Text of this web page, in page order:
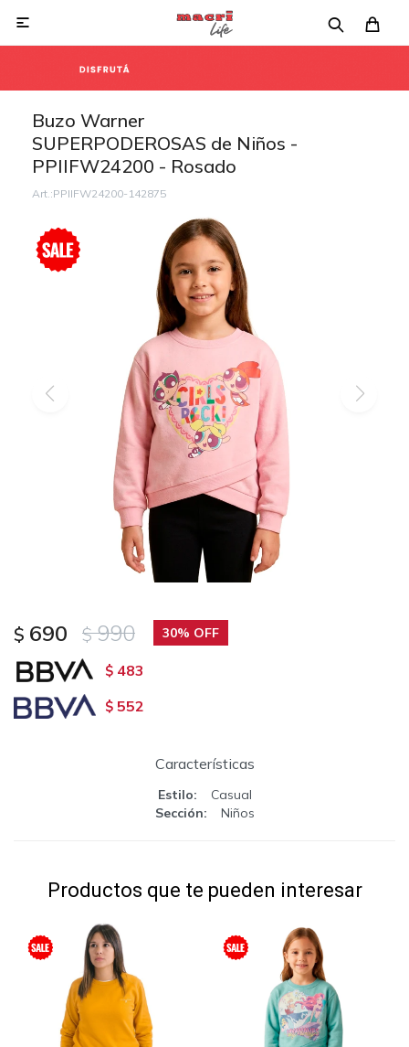

Buzo Warner
SUPERPODEROSAS de Niños -
PPIIFW24200 - Rosado
PPIIFW24200-142875
$ 690 $ 990 30
$ 483
$ 552
Características
Estilo
Casual
Sección
Niños
Productos que te pueden interesar